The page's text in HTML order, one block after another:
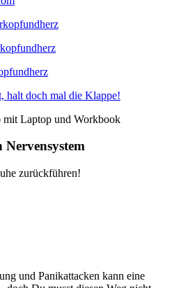
halt doch mal die Klappe!⁠⁠
Nervensystem
zurückführen!
und Panikattacken kann eine